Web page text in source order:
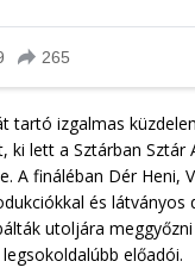
tartó izgalmas
ki lett a Sztárban Sztár
A fináléban Dér Heni,
és látványos
utoljára
előadói.